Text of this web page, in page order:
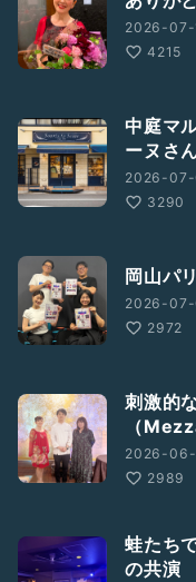
2026-07-
4215
中庭マ
ーヌさ
2026-07-
3290
岡山パ
2026-07-
2972
刺激的
（
2026-
2989
蛙たち
の共演